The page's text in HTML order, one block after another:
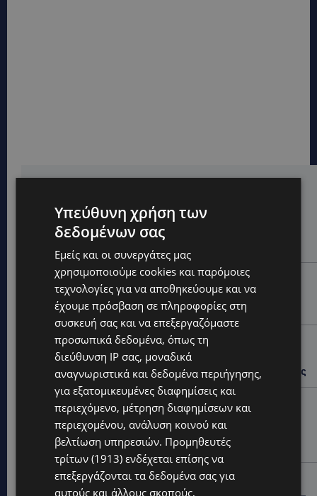
UPDATES
VIRAL: Κοράκι πήρε στο κυνήγι γυναίκα – Η
απρόσμενη επίθεση καταγράφηκε σε βίντεο
UPDATES
ΕΤΟΙΜΑΣΤΕΙΤΕ ΓΙΑ ΚΑΘΥΣΤΕΡΗΣΕΙΣ: Κλειστή λωρίδα
στον αυτοκινητόδρομο Αμμοχώστου – Λάρνακας
UPDATES
ΙΣΑΑΚ-ΣΟΛΩΜΟΥ: Κλείνουν συμβολικά οδοφράγματα
την Παρασκευή – Πού και τι ώρα θα γίνουν οι δράσεις
UPDATES
ΣΥΛΛΗΨΕΙΣ: 161 οδηγοί με υπερβολική ταχύτητα σε
μία νύχτα – Η παράβαση που κυριάρχησε στους
ελέγχους
STORIES
Υπεύθυνη χρήση των
δεδομένων σας
Εμείς και οι συνεργάτες μας
χρησιμοποιούμε cookies και παρόμοιες
τεχνολογίες για να αποθηκεύουμε και να
έχουμε πρόσβαση σε πληροφορίες στη
συσκευή σας και να επεξεργαζόμαστε
προσωπικά δεδομένα, όπως τη
διεύθυνση IP σας, μοναδικά
αναγνωριστικά και δεδομένα περιήγησης,
για εξατομικευμένες διαφημίσεις και
περιεχόμενο, μέτρηση διαφημίσεων και
περιεχομένου, ανάλυση κοινού και
βελτίωση υπηρεσιών. Προμηθευτές
τρίτων (1913) ενδέχεται επίσης να
επεξεργάζονται τα δεδομένα σας για
αυτούς και άλλους σκοπούς,